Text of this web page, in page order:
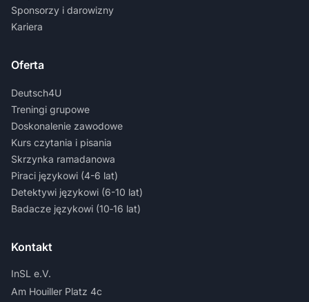
Sponsorzy i darowizny
Kariera
Oferta
Deutsch4U
Treningi grupowe
Doskonalenie zawodowe
Kurs czytania i pisania
Skrzynka ramadanowa
Piraci językowi (4-6 lat)
Detektywi językowi (6-10 lat)
Badacze językowi (10‑16 lat)
Kontakt
InSL e.V.
Am Houiller Platz 4c